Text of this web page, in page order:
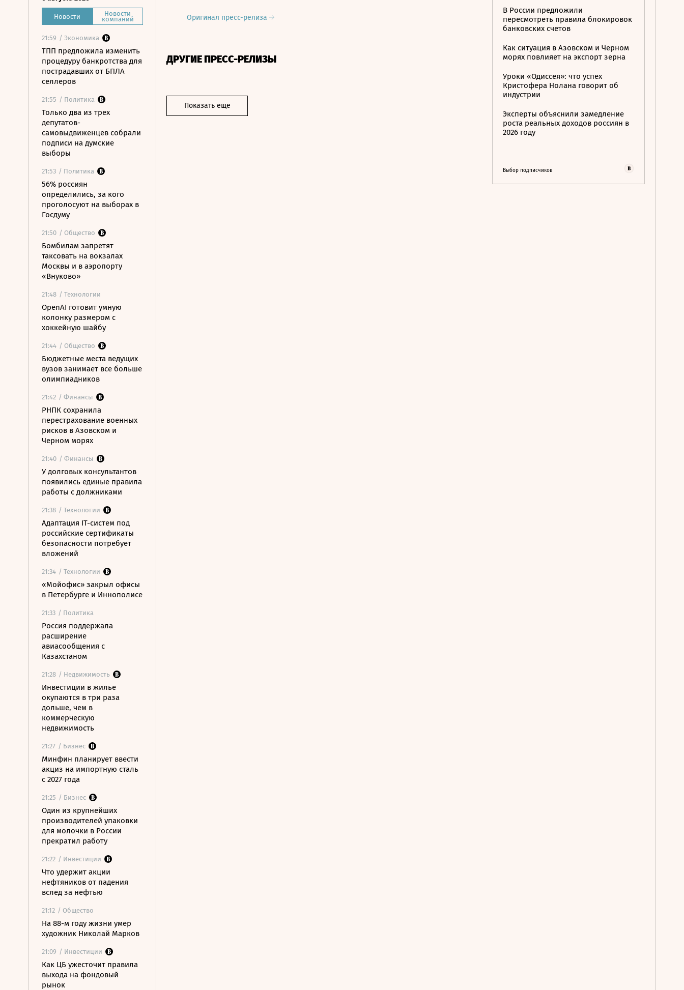
Новости Новости
компаний
21:59 / Экономика
ТПП предложила изменить
процедуру банкротства для
пострадавших от БПЛА
селлеров
21:55 / Политика
Только два из трех
депутатов-
самовыдвиженцев собрали
подписи на думские
выборы
21:53 / Политика
56% россиян
определились, за кого
проголосуют на выборах в
Госдуму
21:50 / Общество
Бомбилам запретят
таксовать на вокзалах
Москвы и в аэропорту
«Внуково»
21:48 / Технологии
OpenAI готовит умную
колонку размером с
хоккейную шайбу
21:44 / Общество
Бюджетные места ведущих
вузов занимает все больше
олимпиадников
21:42 / Финансы
РНПК сохранила
перестрахование военных
рисков в Азовском и
Черном морях
21:40 / Финансы
У долговых консультантов
появились единые правила
работы с должниками
21:38 / Технологии
Адаптация IT-систем под
российские сертификаты
безопасности потребует
вложений
21:34 / Технологии
«Мойофис» закрыл офисы
в Петербурге и Иннополисе
21:33 / Политика
Россия поддержала
расширение
авиасообщения с
Казахстаном
21:28 / Недвижимость
Инвестиции в жилье
окупаются в три раза
дольше, чем в
коммерческую
недвижимость
21:27 / Бизнес
Минфин планирует ввести
акциз на импортную сталь
с 2027 года
21:25 / Бизнес
Один из крупнейших
производителей упаковки
для молочки в России
прекратил работу
21:22 / Инвестиции
Что удержит акции
нефтяников от падения
вслед за нефтью
21:12 / Общество
На 88-м году жизни умер
художник Николай Марков
21:09 / Инвестиции
Как ЦБ ужесточит правила
выхода на фондовый
рынок
Оригинал пресс-релиза
ДРУГИЕ ПРЕСС-РЕЛИЗЫ
Показать еще
В России предложили
пересмотреть правила блокировок
банковских счетов
Как ситуация в Азовском и Черном
морях повлияет на экспорт зерна
Уроки «Одиссея»: что успех
Кристофера Нолана говорит об
индустрии
Эксперты объяснили замедление
роста реальных доходов россиян в
2026 году
Выбор подписчиков